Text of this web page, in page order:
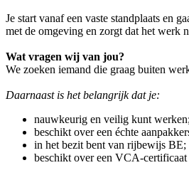
Je start vanaf een vaste standplaats en
met de omgeving en zorgt dat het werk
Wat vragen wij van jou?
We zoeken iemand die graag buiten
Daarnaast is het belangrijk dat je:
nauwkeurig en veilig kunt
beschikt over een échte
in het bezit bent van rijbewijs BE;
beschikt over een VCA-certificaat